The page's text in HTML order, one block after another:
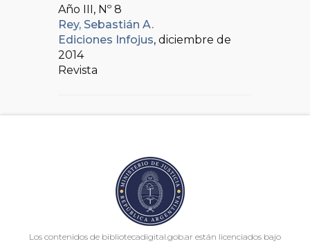
Año III, Nº 8
Rey, Sebastián A.
Ediciones Infojus, diciembre de
2014
Revista
Los contenidos de bibliotecadigital.gob.ar están licenciados bajo